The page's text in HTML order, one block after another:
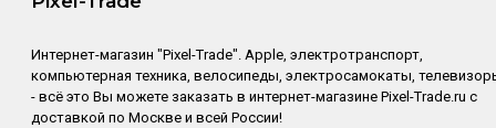
Интернет-магазин "Pixel-Trade". Apple, электротранспорт,
компьютерная техника, велосипеды, электросамокаты,
- всё это Вы можете заказать в интернет-магазине Pixel-Trade.ru с
доставкой по Москве и всей России!